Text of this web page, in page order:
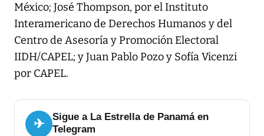
México; José Thompson, por el Instituto
Interamericano de Derechos Humanos y del
Centro de Asesoría y Promoción Electoral
IIDH/CAPEL; y Juan Pablo Pozo y Sofía Vicenzi
por CAPEL.
✈
Sigue a La Estrella de Panamá en
Telegram